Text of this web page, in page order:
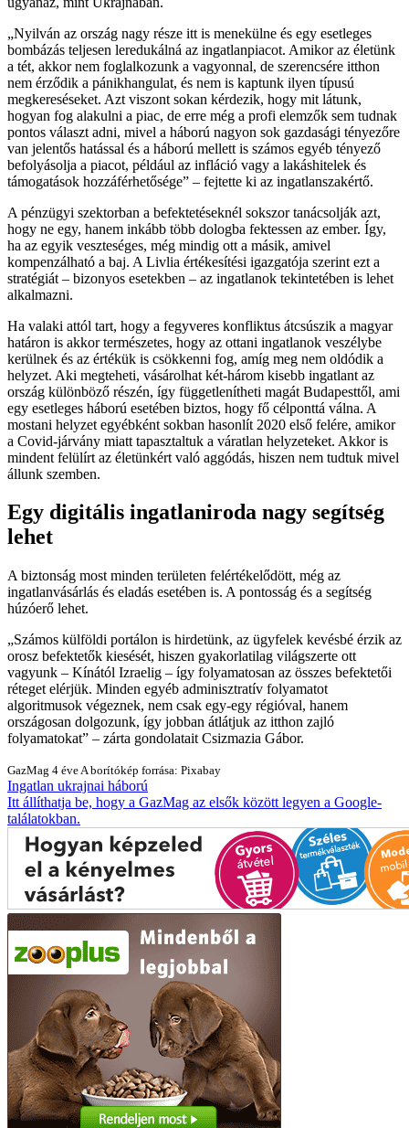
Nyilván az ország nagy része itt is menekülne és egy esetleges
bombázás teljesen leredukálná az ingatlanpiacot. Amikor az életünk
a tét, akkor nem foglalkozunk a vagyonnal, de szerencsére itthon
nem érződik a pánikhangulat, és nem is kaptunk ilyen típusú
megkereséseket. Azt viszont sokan kérdezik, hogy mit látunk,
hogyan fog alakulni a piac, de erre még a profi elemzők sem tudnak
pontos választ adni, mivel a háború nagyon sok gazdasági tényezőre
van jelentős hatással és a háború mellett is számos egyéb tényező
befolyásolja a piacot, például az infláció vagy a lakáshitelek és
támogatások hozzáférhetősége
– fejtette ki az ingatlanszakértő.
A pénzügyi szektorban a befektetéseknél sokszor tanácsolják azt,
hogy ne egy, hanem inkább több dologba fektessen az ember. Így,
ha az egyik veszteséges, még mindig ott a másik, amivel
kompenzálható a baj. A Livlia értékesítési igazgatója szerint ezt a
stratégiát – bizonyos esetekben – az ingatlanok tekintetében is lehet
alkalmazni.
Ha valaki attól tart, hogy a fegyveres konfliktus átcsúszik a magyar
határon is akkor természetes, hogy az ottani ingatlanok veszélybe
kerülnek és az értékük is csökkenni fog, amíg meg nem oldódik a
helyzet. Aki megteheti, vásárolhat két-három kisebb ingatlant az
ország különböző részén, így függetlenítheti magát Budapesttől, ami
egy esetleges háború esetében biztos, hogy fő célponttá válna. A
mostani helyzet egyébként sokban hasonlít 2020 első felére, amikor
a Covid-járvány miatt tapasztaltuk a váratlan helyzeteket. Akkor is
mindent felülírt az életünkért való aggódás, hiszen nem tudtuk mivel
állunk szemben.
Egy digitális ingatlaniroda nagy segítség
lehet
A biztonság most minden területen felértékelődött, még az
ingatlanvásárlás és eladás esetében is. A pontosság és a segítség
húzóerő lehet.
Számos külföldi portálon is hirdetünk, az ügyfelek kevésbé érzik az
orosz befektetők kiesését, hiszen gyakorlatilag világszerte ott
vagyunk – Kínától Izraelig – így folyamatosan az összes befektetői
réteget elérjük. Minden egyéb adminisztratív folyamatot
algoritmusok végeznek, nem csak egy-egy régióval, hanem
országosan dolgozunk, így jobban átlátjuk az itthon zajló
folyamatokat
– zárta gondolatait Csizmazia Gábor.
GazMag 4 éveA borítókép forrása: Pixabay
Ingatlan ukrajnai háború
Itt állíthatja be, hogy a GazMag az elsők között legyen a Google-
találatokban.